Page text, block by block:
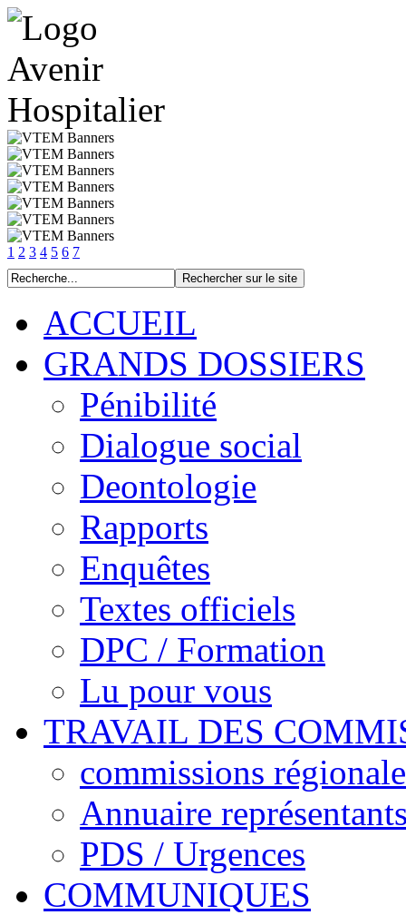
1 2 3 4 5 6 7
ACCUEIL
GRANDS DOSSIERS
Pénibilité
Dialogue social
Deontologie
Rapports
Enquêtes
Textes officiels
DPC / Formation
Lu pour vous
TRAVAIL DES
commissions
Annuaire
PDS / Urgences
COMMUNIQUES